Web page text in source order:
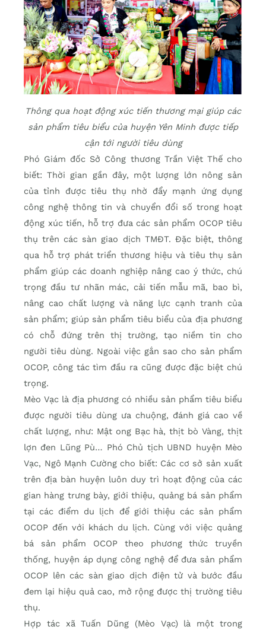
Thông qua hoạt động xúc tiến thương mại giúp các
sản phẩm tiêu biểu của huyện Yên Minh được tiếp
cận tới người tiêu dùng
Phó Giám đốc Sở Công thương Trần Việt Thế cho
biết: Thời gian gần đây, một lượng lớn nông sản
của tỉnh được tiêu thụ nhờ đẩy mạnh ứng dụng
công nghệ thông tin và chuyển đổi số trong hoạt
động xúc tiến, hỗ trợ đưa các sản phẩm OCOP tiêu
thụ trên các sàn giao dịch TMĐT. Đặc biệt, thông
qua hỗ trợ phát triển thương hiệu và tiêu thụ sản
phẩm giúp các doanh nghiệp nâng cao ý thức, chú
trọng đầu tư nhãn mác, cải tiến mẫu mã, bao bì,
nâng cao chất lượng và năng lực cạnh tranh của
sản phẩm; giúp sản phẩm tiêu biểu của địa phương
có chỗ đứng trên thị trường, tạo niềm tin cho
người tiêu dùng. Ngoài việc gắn sao cho sản phẩm
OCOP, công tác tìm đầu ra cũng được đặc biệt chú
trọng.
Mèo Vạc là địa phương có nhiều sản phẩm tiêu biểu
được người tiêu dùng ưa chuộng, đánh giá cao về
chất lượng, như: Mật ong Bạc hà, thịt bò Vàng, thịt
lợn đen Lũng Pù… Phó Chủ tịch UBND huyện Mèo
Vạc, Ngô Mạnh Cường cho biết: Các cơ sở sản xuất
trên địa bàn huyện luôn duy trì hoạt động của các
gian hàng trưng bày, giới thiệu, quảng bá sản phẩm
tại các điểm du lịch để giới thiệu các sản phẩm
OCOP đến với khách du lịch. Cùng với việc quảng
bá sản phẩm OCOP theo phương thức truyền
thống, huyện áp dụng công nghệ để đưa sản phẩm
OCOP lên các sàn giao dịch điện tử và bước đầu
đem lại hiệu quả cao, mở rộng được thị trường tiêu
thụ.
Hợp tác xã Tuấn Dũng (Mèo Vạc) là một trong